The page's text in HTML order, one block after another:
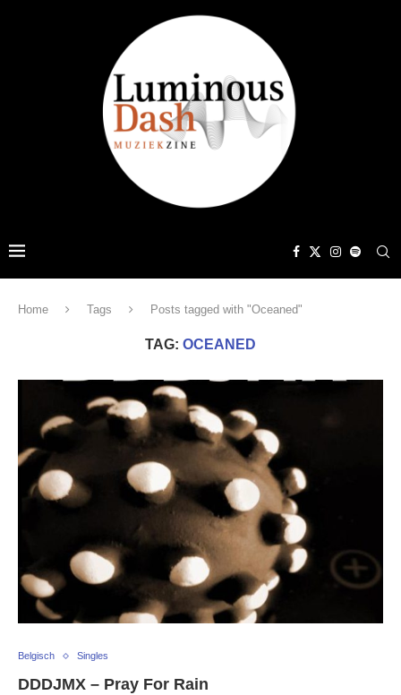
Home Tags Posts tagged with "Oceaned"
TAG: OCEANED
Belgisch Singles
DDDJMX – Pray For Rain